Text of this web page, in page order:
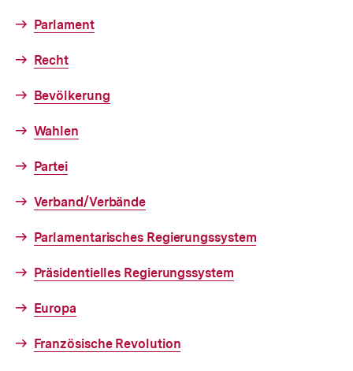
Parlament
Recht
Bevölkerung
Wahlen
Partei
Verband/Verbände
Parlamentarisches Regierungssystem
Präsidentielles Regierungssystem
Europa
Französische Revolution